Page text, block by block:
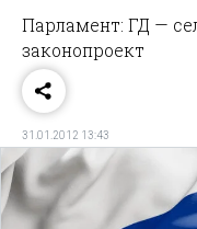
Парламент: ГД —
законопроект
31.01.2012 13:43